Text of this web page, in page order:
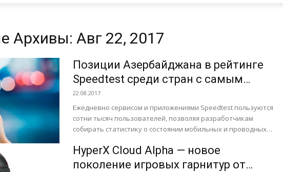
Архивы: Авг 22, 2017
Позиции Азербайджана в рейтинге
Speedtest среди стран с самым
быстрым интернетом
22.08.2017
Ежедневно сервисом и приложениями Speedtest пользуются
сотни тысяч пользователей, позволяя разработчикам
собирать статистику о состоянии мобильных и проводных
HyperX Cloud Alpha — новое
поколение игровых гарнитур от